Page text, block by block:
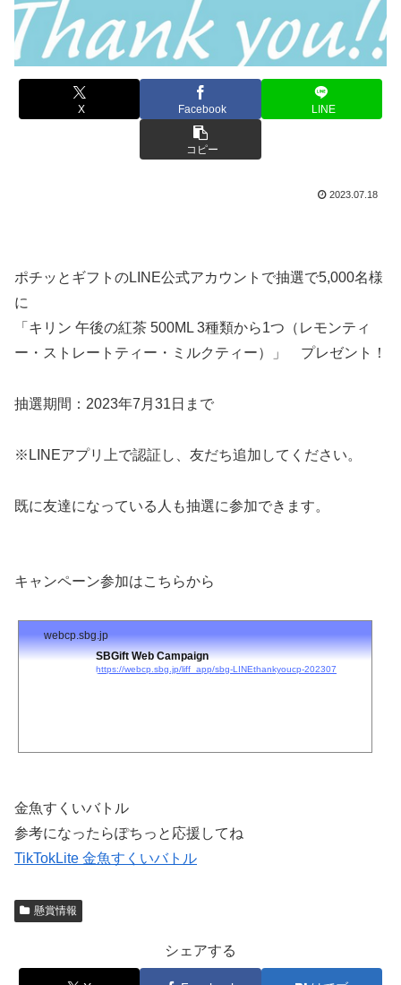
X Facebook LINE
コピー
2023.07.18
ポチッ と ギフト のLINE公式アカウントで抽選で5,000名様
に
「キリン 午後の紅茶 500ML 3種類から1つ（レモンティ
ー・ストレートティー・ミルクティー）」 プレゼント！
抽選期間：2023年7月31日まで
※LINEアプリ上で認証し、友だち追加してください。
既に友達になっている人も抽選に参加できます。
キャンペーン参加はこちらから
webcp.sbg.jp
SBGift Web Campaign
https://webcp.sbg.jp/liff_app/sbg-LINEthankyoucp-202307
金魚すくいバトル
参考になったらぽちっと応援してね
TikTokLite 金魚すくいバトル
懸賞情報
シェアする